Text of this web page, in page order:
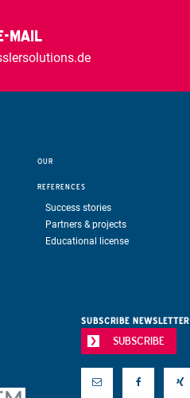
MAIL
OUR
REFERENCES
Success stories
Partners & projects
Educational license
SUBSCRIBE NEWSLETTER
SUBSCRIBE